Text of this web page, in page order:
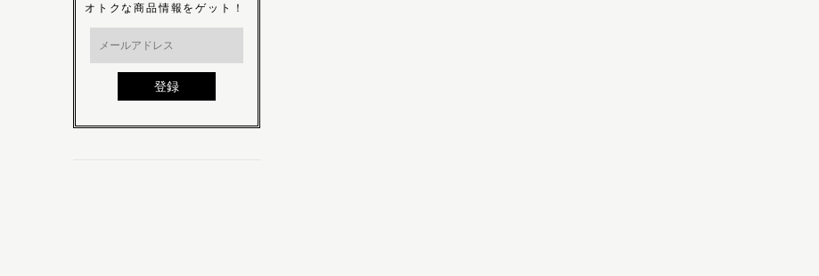
オトクな商品情報をゲット！